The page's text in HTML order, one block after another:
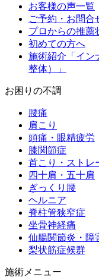
お客様の声一覧
ご予約・お問合
プロからの推薦
初めての方へ
施術紹介「イン
整体）」
お困りの不調
腰痛
肩こり
頭痛・眼精疲労
膝関節症
首こり・ストレ
四十肩・五十肩
ぎっくり腰
ヘルニア
脊柱管狭窄症
坐骨神経痛
仙腸関節炎・障
梨状筋症候群
施術メニュー